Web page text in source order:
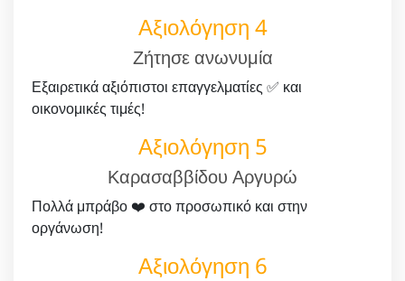
Αξιολόγηση 4
Ζήτησε ανωνυμία
Εξαιρετικά αξιόπιστοι επαγγελματίες ✅ και
οικονομικές τιμές!
Αξιολόγηση 5
Καρασαββίδου Αργυρώ
Πολλά μπράβο ❤️ στο προσωπικό και στην
οργάνωση!
Αξιολόγηση 6